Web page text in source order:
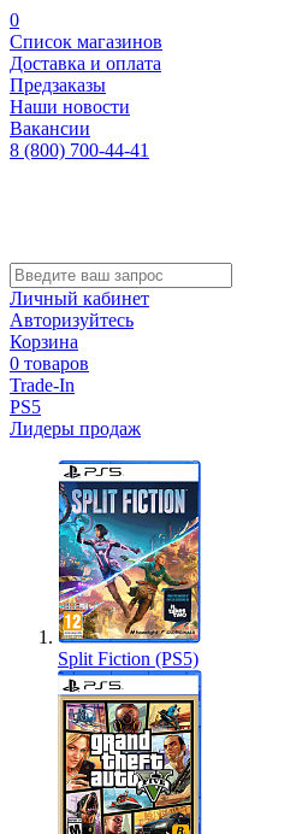
0
Список магазинов
Доставка и оплата
Предзаказы
Наши новости
Вакансии
8 (800) 700-44-41
Личный кабинет
Авторизуйтесь
Корзина
0 товаров
Trade-In
PS5
Лидеры продаж
Split Fiction (PS5)